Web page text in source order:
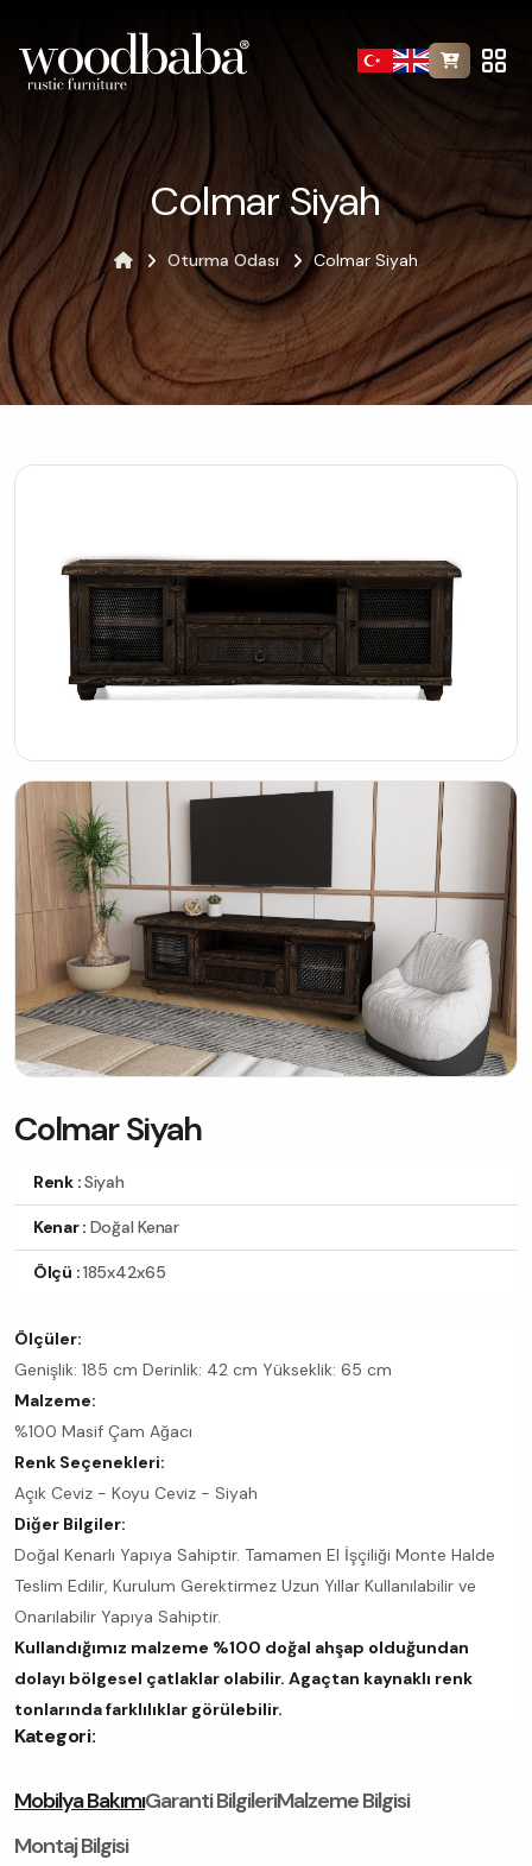
Colmar Siyah
Oturma Odası Colmar Siyah
Colmar Siyah
Renk :Siyah
Kenar : Doğal Kenar
Ölçü :185x42x65
Ölçüler:
Genişlik: 185 cm Derinlik: 42 cm Yükseklik: 65 cm
Malzeme:
%100 Masif Çam Ağacı
Renk Seçenekleri:
Açık Ceviz - Koyu Ceviz - Siyah
Diğer Bilgiler:
Doğal Kenarlı Yapıya Sahiptir. Tamamen El İşçiliği Monte Halde
Teslim Edilir, Kurulum Gerektirmez Uzun Yıllar Kullanılabilir ve
Onarılabilir Yapıya Sahiptir.
Kullandığımız malzeme %100 doğal ahşap olduğundan
dolayı bölgesel çatlaklar olabilir. Agaçtan kaynaklı renk
tonlarında farklılıklar görülebilir.
Kategori:
Mobilya BakımıGaranti BilgileriMalzeme Bilgisi
Montaj Bilgisi